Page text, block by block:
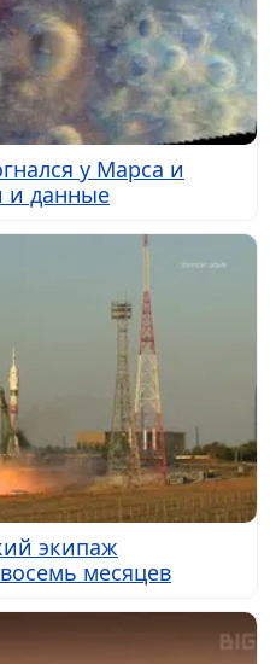
у Марса и
и данные
экипаж
месяцев